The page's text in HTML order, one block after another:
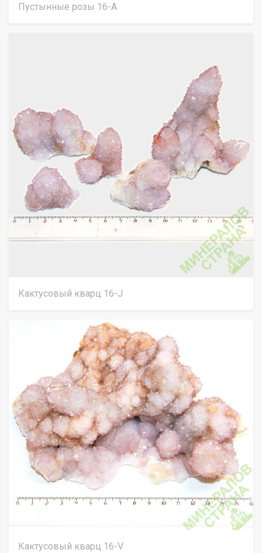
Пустынные розы 16-А
Кактусовый кварц 16-J
Кактусовый кварц 16-V